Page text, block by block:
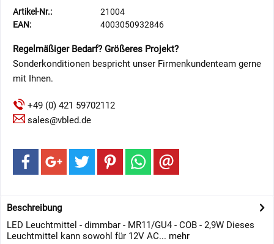
Artikel-Nr.:
21004
EAN:
4003050932846
Regelmäßiger Bedarf? Größeres Projekt?
Sonderkonditionen bespricht unser Firmenkundenteam gerne
mit Ihnen.
+49 (0) 421 59702112
sales@vbled.de
Beschreibung
LED Leuchtmittel - dimmbar - MR11/GU4 - COB - 2,9W Dieses
Leuchtmittel kann sowohl für 12V AC... mehr